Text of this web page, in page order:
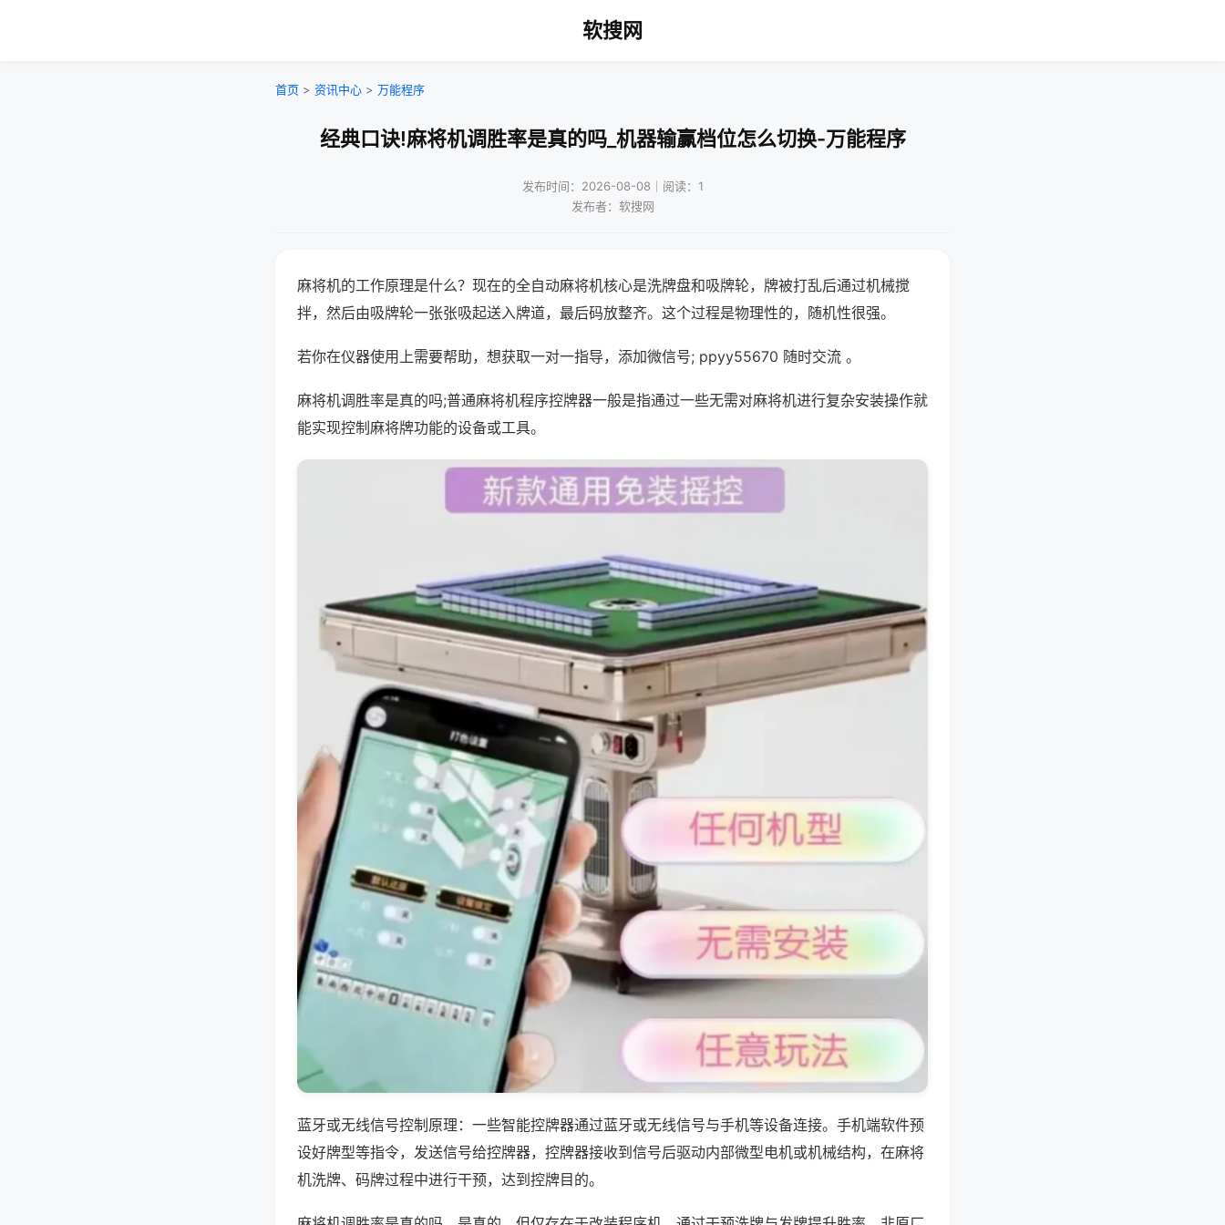
软搜网
首页 > 资讯中心 > 万能程序
经典口诀!麻将机调胜率是真的吗_机器输赢档位怎么切换-万能程序
发布时间：2026-08-08｜阅读：1
发布者：软搜网
麻将机的工作原理是什么？现在的全自动麻将机核心是洗牌盘和吸牌轮，牌被打乱后通过机械搅
拌，然后由吸牌轮一张张吸起送入牌道，最后码放整齐。这个过程是物理性的，随机性很强。
若你在仪器使用上需要帮助，想获取一对一指导，添加微信号; ppyy55670 随时交流 。
麻将机调胜率是真的吗;普通麻将机程序控牌器一般是指通过一些无需对麻将机进行复杂安装操作就
能实现控制麻将牌功能的设备或工具。
蓝牙或无线信号控制原理：一些智能控牌器通过蓝牙或无线信号与手机等设备连接。手机端软件预
设好牌型等指令，发送信号给控牌器，控牌器接收到信号后驱动内部微型电机或机械结构，在麻将
机洗牌、码牌过程中进行干预，达到控牌目的。